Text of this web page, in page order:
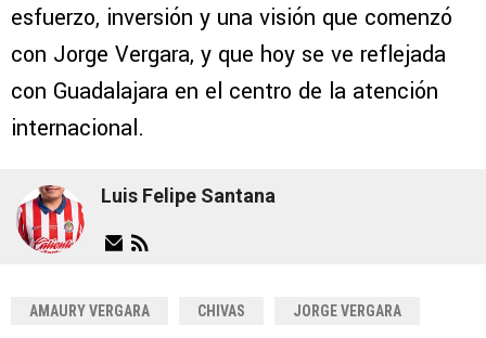
esfuerzo, inversión y una visión que comenzó
con Jorge Vergara, y que hoy se ve reflejada
con Guadalajara en el centro de la atención
internacional.
Luis Felipe Santana
AMAURY VERGARA CHIVAS JORGE VERGARA